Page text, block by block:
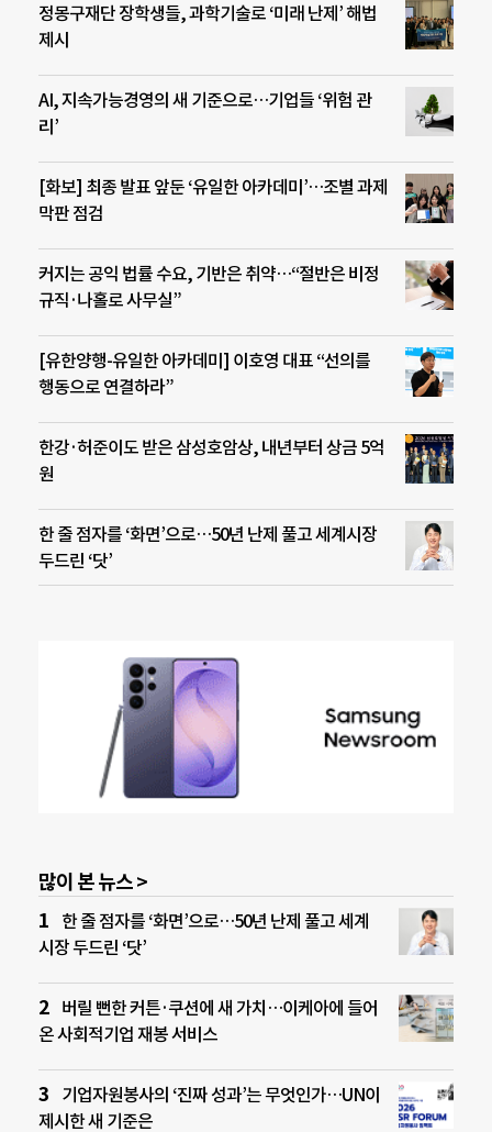
정몽구재단 장학생들, 과학기술로 ‘미래 난제’ 해법
제시
AI, 지속가능경영의 새 기준으로…기업들 ‘위험 관
리’
[화보] 최종 발표 앞둔 ‘유일한 아카데미’…조별 과제
막판 점검
커지는 공익 법률 수요, 기반은 취약…“절반은 비정
규직·나홀로 사무실”
[유한양행-유일한 아카데미] 이호영 대표 “선의를
행동으로 연결하라”
한강·허준이도 받은 삼성호암상, 내년부터 상금 5억
원
한 줄 점자를 ‘화면’으로…50년 난제 풀고 세계시장
두드린 ‘닷’
많이 본 뉴스 >
한 줄 점자를 ‘화면’으로…50년 난제 풀고 세계
시장 두드린 ‘닷’
버릴 뻔한 커튼·쿠션에 새 가치…이케아에 들어
온 사회적기업 재봉 서비스
기업자원봉사의 ‘진짜 성과’는 무엇인가…UN이
제시한 새 기준은